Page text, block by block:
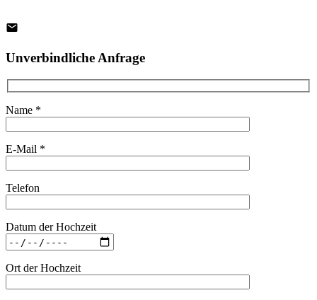
Unverbindliche Anfrage
Name *
E-Mail *
Telefon
Datum der Hochzeit
Ort der Hochzeit